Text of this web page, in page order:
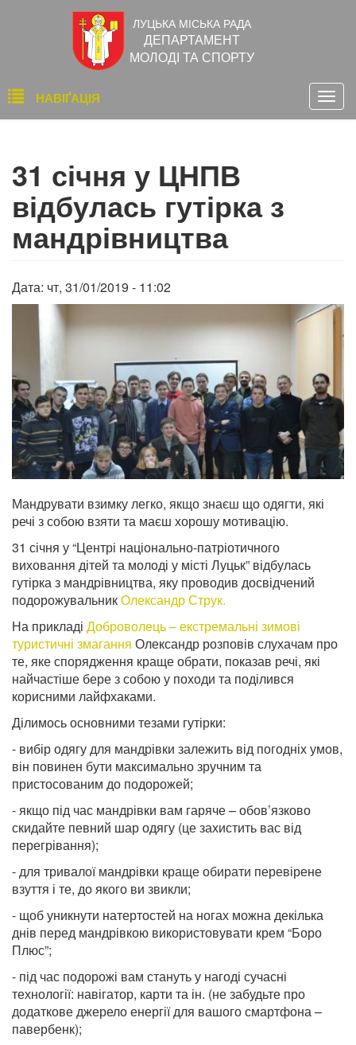
ЛУЦЬКА МІСЬКА РАДА
ДЕПАРТАМЕНТ
МОЛОДІ ТА СПОРТУ
Основна
навіґація
НАВІҐАЦІЯ
31 січня у ЦНПВ
відбулась гутірка з
мандрівництва
Дата: чт, 31/01/2019 - 11:02
Мандрувати взимку легко, якщо знаєш що одягти, які
речі з собою взяти та маєш хорошу мотивацію.
31 січня у “Центрі національно-патріотичного
виховання дітей та молоді у місті Луцьк” відбулась
гутірка з мандрівництва, яку проводив досвідчений
подорожувальникОлександр Струк.
На прикладі Доброволець – екстремальні зимові
туристичні змагання Олександр розповів слухачам про
те, яке спорядження краще обрати, показав речі, які
найчастіше бере з собою у походи та поділився
корисними лайфхаками.
Ділимось основними тезами гутірки:
- вибір одягу для мандрівки залежить від погодніх умов,
він повинен бути максимально зручним та
пристосованим до подорожей;
- якщо під час мандрівки вам гаряче – обов’язково
скидайте певний шар одягу (це захистить вас від
перегрівання);
- для тривалої мандрівки краще обирати перевірене
взуття і те, до якого ви звикли;
- щоб уникнути натертостей на ногах можна декілька
днів перед мандрівкою використовувати крем “Боро
Плюс”;
- під час подорожі вам стануть у нагоді сучасні
технології: навігатор, карти та ін. (не забудьте про
додаткове джерело енергії для вашого смартфона –
павербенк);